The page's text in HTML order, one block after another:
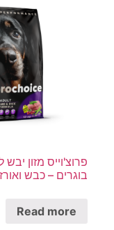
פרוצ'וייס מזון יבש
בוגרים – כבש ואורז
Read more